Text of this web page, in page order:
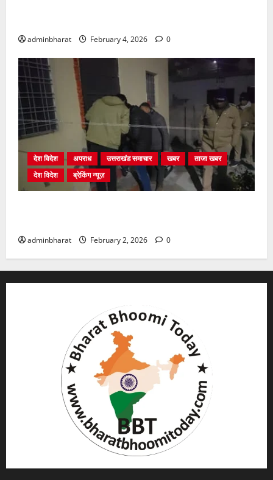
adminbharat February 4, 2026 0
देश विदेश अपराध उत्तराखंड समाचार खबर
ताजा खबर
देश विदेश
ब्रेकिंग न्यूज़
adminbharat February 2, 2026 0